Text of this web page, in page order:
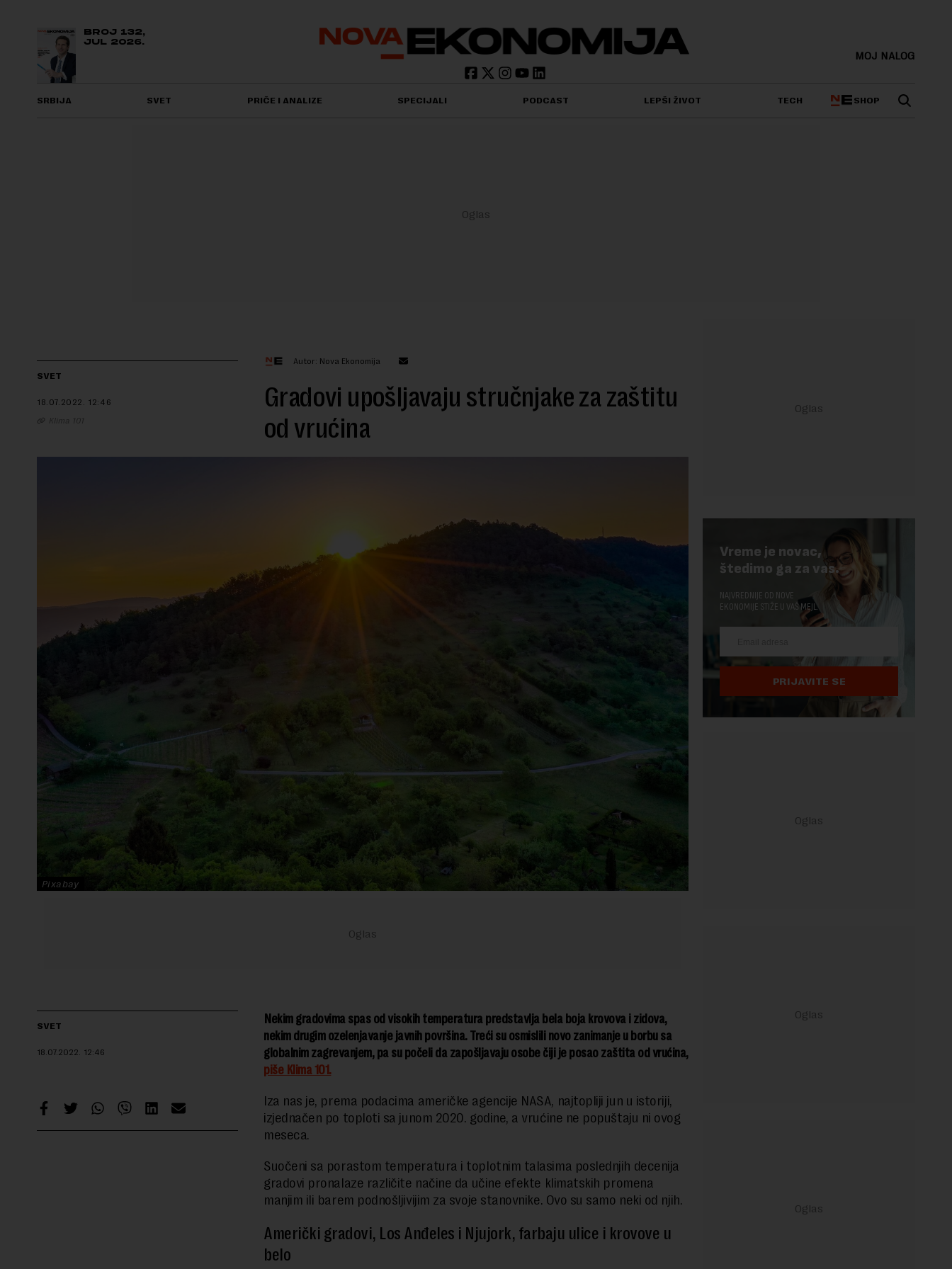
BROJ 132,
JUL 2026.
MOJ NALOG
SRBIJA SVET PRIČE I ANALIZE SPECIJALI PODCAST LEPŠI ŽIVOT TECH SHOP
SVET
18.07.2022. 12:46
Klima 101
Autor: Nova Ekonomija
Gradovi upošljavaju stručnjake za zaštitu
od vrućina
Pixabay
SVET
18.07.2022. 12:46
Nekim gradovima spas od visokih temperatura predstavlja bela boja krovova i zidova,
nekim drugim ozelenjavanje javnih površina. Treći su osmislili novo zanimanje u borbu sa
globalnim zagrevanjem, pa su počeli da zapošljavaju osobe čiji je posao zaštita od vrućina,
piše Klima 101.
Iza nas je, prema podacima američke agencije NASA, najtopliji jun u istoriji,
izjednačen po toploti sa junom 2020. godine, a vrućine ne popuštaju ni ovog
meseca.
Suočeni sa porastom temperatura i toplotnim talasima poslednjih decenija
gradovi pronalaze različite načine da učine efekte klimatskih promena
manjim ili barem podnošljivijim za svoje stanovnike. Ovo su samo neki od njih.
Američki gradovi, Los Anđeles i Njujork, farbaju ulice i krovove u
belo
Vreme je novac,
štedimo ga za vas.
NAJVREDNIJE OD NOVE
EKONOMIJE STIŽE U VAŠ MEJL.
PRIJAVITE SE